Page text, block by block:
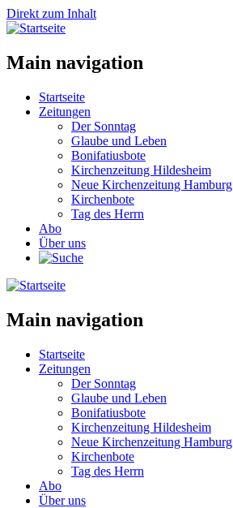
Direkt zum Inhalt
Main navigation
Startseite
Zeitungen
Der Sonntag
Glaube und Leben
Bonifatiusbote
Kirchenzeitung Hildesheim
Neue Kirchenzeitung Hamburg
Kirchenbote
Tag des Herrn
Abo
Über uns
Main navigation
Startseite
Zeitungen
Der Sonntag
Glaube und Leben
Bonifatiusbote
Kirchenzeitung Hildesheim
Neue Kirchenzeitung Hamburg
Kirchenbote
Tag des Herrn
Abo
Über uns